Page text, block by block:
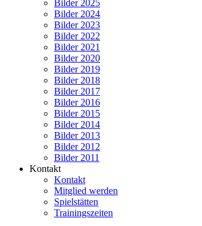
Bilder 2025
Bilder 2024
Bilder 2023
Bilder 2022
Bilder 2021
Bilder 2020
Bilder 2019
Bilder 2018
Bilder 2017
Bilder 2016
Bilder 2015
Bilder 2014
Bilder 2013
Bilder 2012
Bilder 2011
Kontakt
Kontakt
Mitglied werden
Spielstätten
Trainingszeiten